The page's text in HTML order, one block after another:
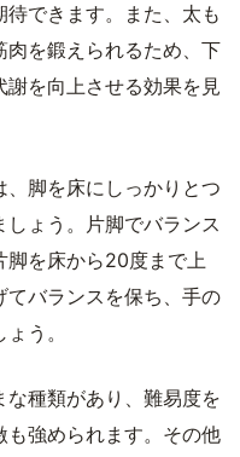
できます。また、太も
肉を鍛えられるため、下
を向上させる効果を見
脚を床にしっかりとつ
ょう。片脚でバランス
脚を床から20度まで上
てバランスを保ち、手の
う。
種類があり、難易度を
強められます。その他